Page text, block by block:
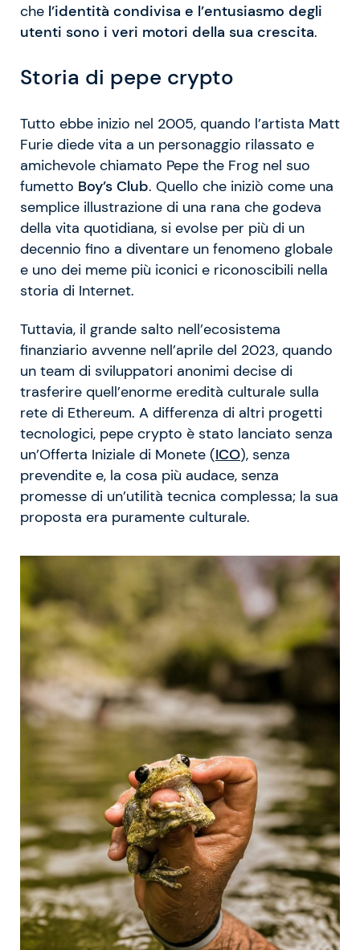
che l’identità condivisa e l’entusiasmo degli
utenti sono i veri motori della sua crescita.
Storia di pepe crypto
Tutto ebbe inizio nel 2005, quando l’artista Matt
Furie diede vita a un personaggio rilassato e
amichevole chiamato Pepe the Frog nel suo
fumetto Boy’s Club. Quello che iniziò come una
semplice illustrazione di una rana che godeva
della vita quotidiana, si evolse per più di un
decennio fino a diventare un fenomeno globale
e uno dei meme più iconici e riconoscibili nella
storia di Internet.
Tuttavia, il grande salto nell’ecosistema
finanziario avvenne nell’aprile del 2023, quando
un team di sviluppatori anonimi decise di
trasferire quell’enorme eredità culturale sulla
rete di Ethereum. A differenza di altri progetti
tecnologici, pepe crypto è stato lanciato senza
un’Offerta Iniziale di Monete (ICO), senza
prevendite e, la cosa più audace, senza
promesse di un’utilità tecnica complessa; la sua
proposta era puramente culturale.